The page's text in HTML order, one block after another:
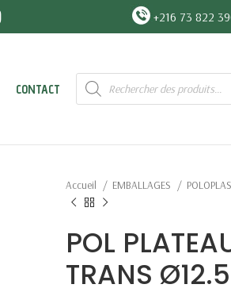
+216 73 822
CONTACT
Recherche
de
produits
Accueil EMBALLAGES
POL
TRANS